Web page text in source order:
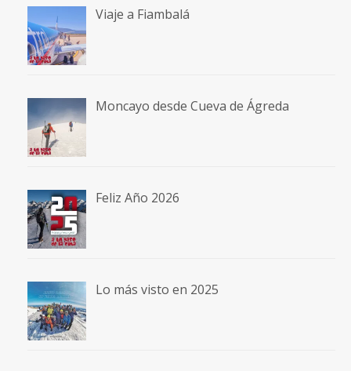
Viaje a Fiambalá
Moncayo desde Cueva de Ágreda
Feliz Año 2026
Lo más visto en 2025